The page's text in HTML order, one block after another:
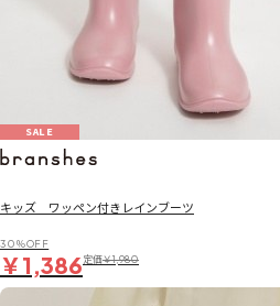
SALE
キッズ ワッペン付きレインブーツ
30％OFF
￥1,386定価￥1,980